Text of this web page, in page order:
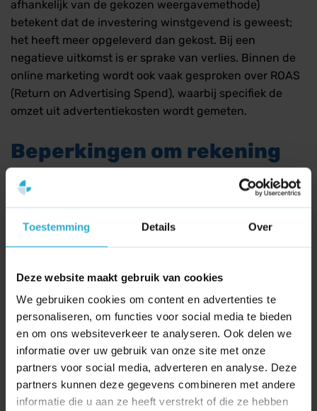
Toestemming Details Over
Deze website maakt gebruik van cookies
We gebruiken cookies om content en advertenties te
personaliseren, om functies voor social media te bieden
en om ons websiteverkeer te analyseren. Ook delen we
informatie over uw gebruik van onze site met onze
partners voor social media, adverteren en analyse. Deze
partners kunnen deze gegevens combineren met andere
informatie die u aan ze heeft verstrekt of die ze hebben
afhankelijk van de gekozen weergavemethode)
betekent dat de investering winstgevend is geweest;
het heeft meer opgeleverd dan gekost. Bij een
negatieve uitkomst is er sprake van verlies. Binnen de
online marketing wordt ook vaak gesproken over ROAS
(Return on Advertising Spend), waarbij specifiek de
omzet uit advertentiekosten wordt gemeten.
Beperkingen om rekening
mee te houden
marketingcampagnes of bedrijfsinvesteringen te
standaardberekening houdt namelijk geen rekening
indrukwekkender dan 20% uitgesmeerd over vijf jaar)
en kijkt niet naar indirecte langetermijnvoordelen zoals
een stijging in naamsbekendheid.